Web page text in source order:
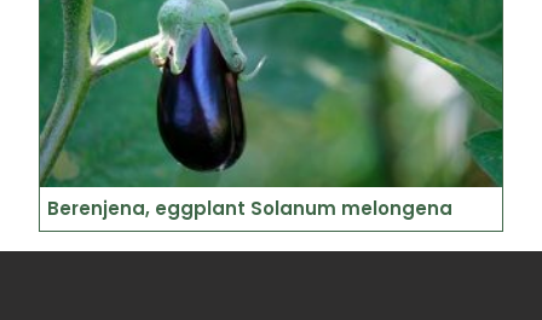
Berenjena, eggplant Solanum melongena